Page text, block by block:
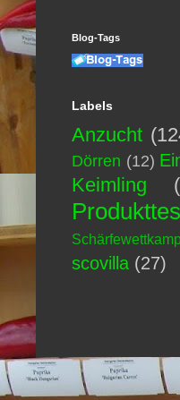
Blog-Tags
Labels
Anzucht
Dörren (12)
Keimling
scovilla (27)